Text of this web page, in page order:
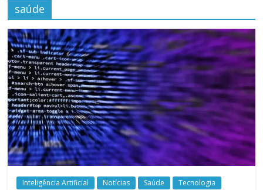
saúde
Inteligência Artificial Notícias Saúde Tecnologia